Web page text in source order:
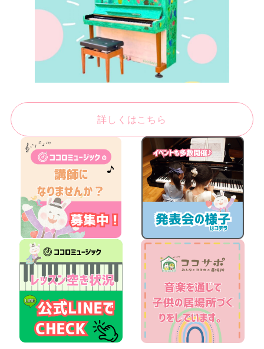
詳しくはこちら